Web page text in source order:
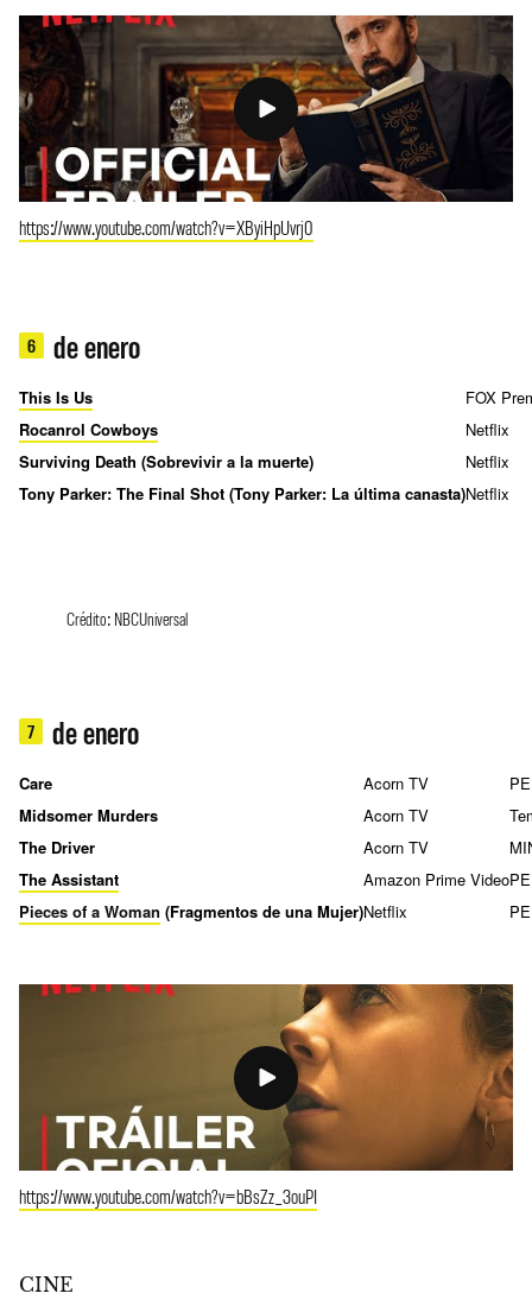
https://www.youtube.com/watch?v=XByiHpUvrj0
6 de enero
This Is Us
FOX
Rocanrol Cowboys
Netflix
Surviving Death (Sobrevivir a la muerte)
Netflix
Tony Parker: The Final Shot (Tony Parker: La última canasta)Netflix
Crédito: NBCUniversal
7 de enero
Care Acorn TV
Midsomer Murders
Acorn TV
The Driver
Acorn TV
The Assistant
Amazon Prime Video
Pieces of a Woman (Fragmentos de una Mujer)Netflix
https://www.youtube.com/watch?v=bBsZz_3ouPI
CINE